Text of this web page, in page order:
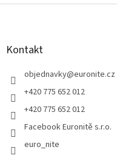
Z
Kontakt
objednavky@euronite.cz
+420 775 652 012
+420 775 652 012
Facebook Euronitě s.r.o.
euro_nite